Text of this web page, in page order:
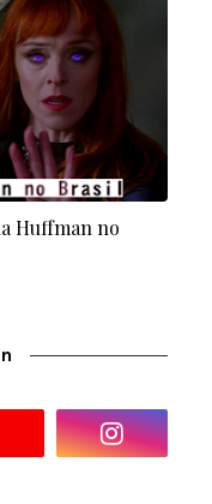
Huffman no